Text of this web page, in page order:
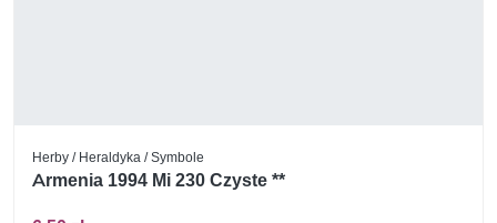
Herby / Heraldyka / Symbole
Armenia 1994 Mi 230 Czyste **